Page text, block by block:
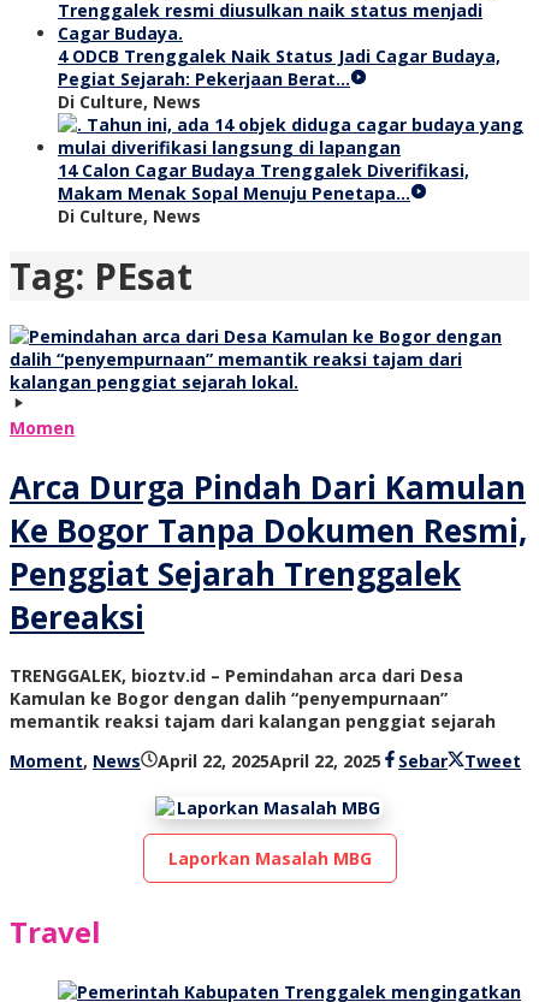
4 ODCB Trenggalek Naik Status Jadi Cagar Budaya,
Pegiat Sejarah: Pekerjaan Berat…
Di Culture, News
14 Calon Cagar Budaya Trenggalek Diverifikasi,
Makam Menak Sopal Menuju Penetapa…
Di Culture, News
Tag: PEsat
Momen
Arca Durga Pindah Dari Kamulan
Ke Bogor Tanpa Dokumen Resmi,
Penggiat Sejarah Trenggalek
Bereaksi
TRENGGALEK, bioztv.id – Pemindahan arca dari Desa
Kamulan ke Bogor dengan dalih “penyempurnaan”
memantik reaksi tajam dari kalangan penggiat sejarah
Moment, News April 22, 2025April 22, 2025 oleh
tv
Sebar Tweet
Laporkan Masalah MBG
Travel